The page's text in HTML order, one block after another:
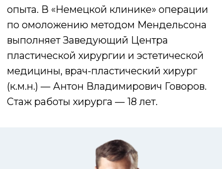
провисание тканей лица и шеи
деформация контуров шеи и
нижней челюсти
глубокие носогубные складки,
малярные мешки и брыли
Как проходит операция
верхними слоями кожи. С помощью
эндоскопического оборудования
пластический хирург находит обвисшие